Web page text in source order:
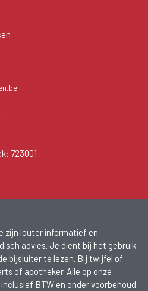
723001
zijn louter informatief en
advies. Je dient bij het gebruik
bijsluiter te lezen. Bij twijfel of
of apotheker. Alle op onze
BTW en onder voorbehoud